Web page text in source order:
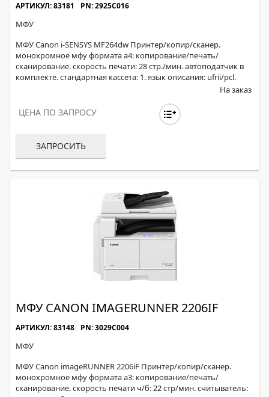
АРТИКУЛ: 83181 PN: 2925C016
МФУ
МФУ Canon i-SENSYS MF264dw Принтер/копир/сканер.
монохромное мфу формата а4: копирование/печать/
сканирование. скорость печати: 28 стр./мин. автоподатчик в
комплекте. стандартная кассета: 1. язык описания: ufrii/pcl.
На заказ
ЦЕНА ПО ЗАПРОСУ
ЗАПРОСИТЬ
МФУ CANON IMAGERUNNER 2206IF
АРТИКУЛ: 83148 PN: 3029C004
МФУ
МФУ Canon imageRUNNER 2206iF Принтер/копир/сканер.
монохромное мфу формата a3: копирование/печать/
сканирование. скорость печати ч/б: 22 стр/мин. считыватель: